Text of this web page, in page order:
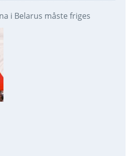
i Belarus måste friges